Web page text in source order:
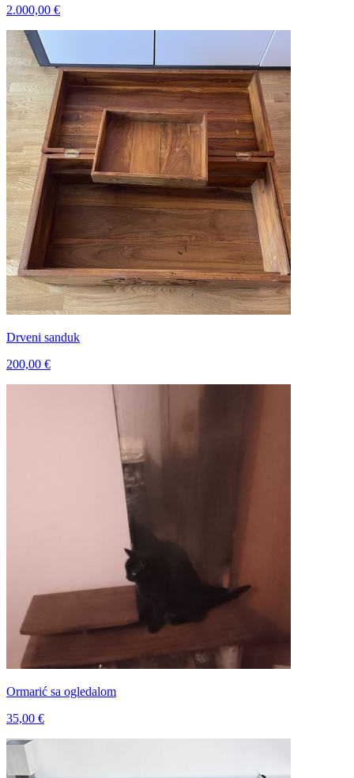
2.000,00 €
Drveni sanduk
200,00 €
Ormarić sa ogledalom
35,00 €